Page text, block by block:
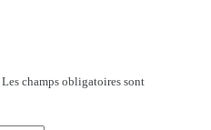
Les champs obligatoires sont